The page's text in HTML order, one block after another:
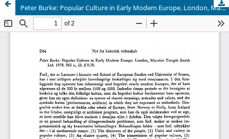
Peter Burke: Popular Culture in Early Modem Europe. London, Maurice Temple Smith Ltd. 1978. 365 s., ill. £9.50.